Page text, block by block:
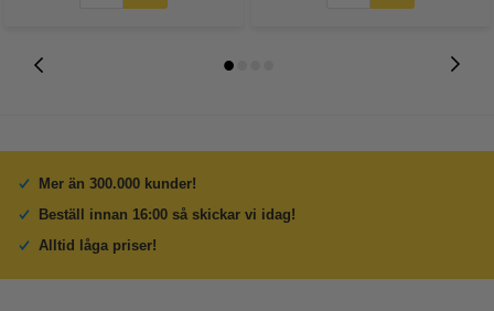
Mer än 300.000 kunder!
Beställ innan 16:00 så skickar vi idag!
Alltid låga priser!